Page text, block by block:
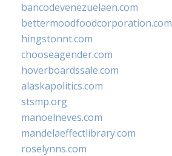
bancodevenezuelaen.com
bettermoodfoodcorporation.com
hingstonnt.com
chooseagender.com
hoverboardssale.com
alaskapolitics.com
stsmp.org
manoelneves.com
mandelaeffectlibrary.com
roselynns.com